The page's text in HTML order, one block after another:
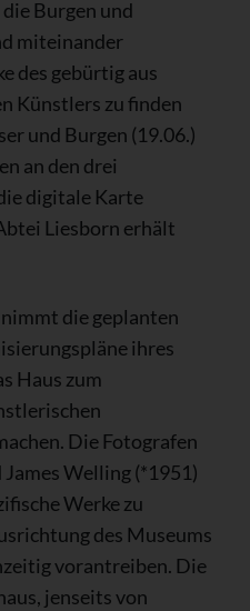
Burgen und
miteinander
des gebürtig aus
Künstlers zu finden
und Burgen (19.06.)
an den drei
digitale Karte
Liesborn erhält
die geplanten
ihres
Haus zum
Die Fotografen
Welling (*1951)
Werke zu
des Museums
vorantreiben. Die
jenseits von